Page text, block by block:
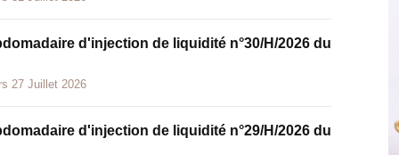
d'injection de liquidité n°30/H/2026 du
27 Juillet 2026
d'injection de liquidité n°29/H/2026 du